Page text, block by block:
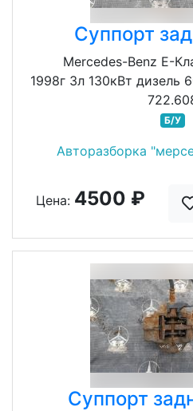
Суппорт
Mercedes-Benz E-
1998г 3л 130кВт дизель
Б/У
Авторазборка
Цена: 4500 ₽
Суппорт